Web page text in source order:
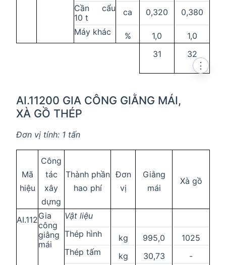
Cần cẩu
10 t
ca 0,320
0,380
Máy khác
% 1,0
1,0
31
32
AI.11200 GIA CÔNG GIẰNG MÁI,
XÀ GỒ THÉP
⋮
Đơn vị tính: 1 tấn
Mã
hiệu
Công
tác
xây
dựng
Thành phần
hao phí
Đơn
vị
Giằng
mái
Xà gồ
AI.112Gia
công
giằng
mái
Vật liệu
Thép hình
kg 995,0
1025
Thép tấm
kg 30,73 -